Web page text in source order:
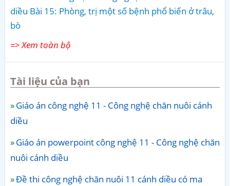
diều Bài 15: Phòng, trị một số bệnh phổ biến ở trâu,
bò
=> Xem toàn bộ
Tài liệu của bạn
Giáo án công nghệ 11 - Công nghệ chăn nuôi cánh
diều
Giáo án powerpoint công nghệ 11 - Công nghệ chăn
nuôi cánh diều
Đề thi công nghệ chăn nuôi 11 cánh diều có ma